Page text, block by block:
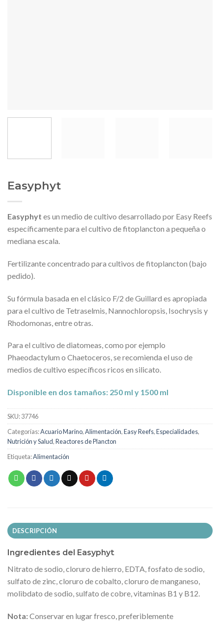
Easyphyt
Easyphyt es un medio de cultivo desarrollado por Easy Reefs
específicamente para el cultivo de fitoplancton a pequeña o
mediana escala.
Fertilizante concentrado para cultivos de fitoplancton (bajo
pedido).
Su fórmula basada en el clásico F/2 de Guillard es apropiada
para el cultivo de Tetraselmis, Nannochloropsis, Isochrysis y
Rhodomonas, entre otras.
Para el cultivo de diatomeas, como por ejemplo
Phaeodactylum o Chaetoceros, se recomienda el uso de
medios de cultivo específicos ricos en silicato.
Disponible en dos tamaños: 250 ml y 1500 ml
SKU:37746
Categorías:Acuario Marino,Alimentación,Easy Reefs,Especialidades,
Nutrición y Salud,Reactores de Plancton
Etiqueta:Alimentación
DESCRIPCIÓN
Ingredientes del Easyphyt
Nitrato de sodio, cloruro de hierro, EDTA, fosfato de sodio,
sulfato de zinc, cloruro de cobalto, cloruro de manganeso,
molibdato de sodio, sulfato de cobre, vitaminas B1 y B12.
Nota:Conservar en lugar fresco, preferiblemente